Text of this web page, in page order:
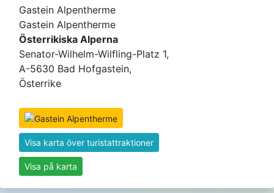
Gastein Alpentherme
Gastein Alpentherme
Österrikiska Alperna
Senator-Wilhelm-Wilfling-Platz 1,
A-5630 Bad Hofgastein,
Österrike
Visa karta över turistattraktioner
Visa på karta